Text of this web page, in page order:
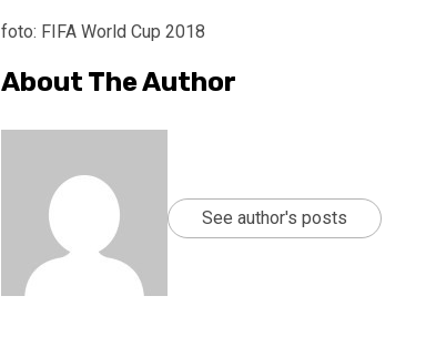
foto: FIFA World Cup 2018
About The Author
See author's posts